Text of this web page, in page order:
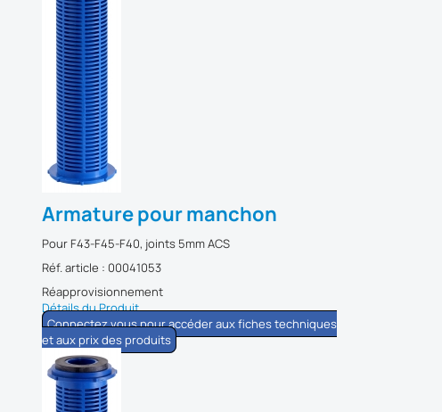
Armature pour manchon
Pour F43-F45-F40, joints 5mm ACS
Réf. article : 00041053
Réapprovisionnement
Détails du Produit
Connectez vous pour accéder aux fiches techniques
et aux prix des produits